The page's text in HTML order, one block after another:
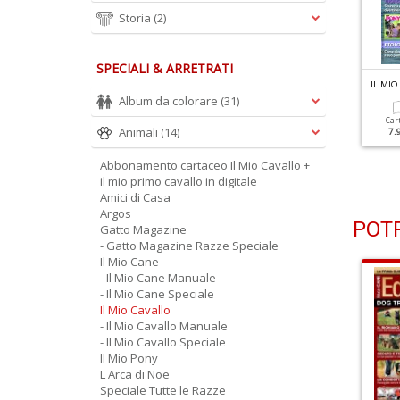
Arabo
Digitale
2.90 €
Conosci Il Tuo Cavallo?
Fai Il Test
5.90 € 2.90 €
IL MIO
Storia (2)
SPECIALI & ARRETRATI
Album da colorare (31)
Animali (14)
Abbonamento cartaceo Il Mio Cavallo +
il mio primo cavallo in digitale
Amici di Casa
Argos
Gatto Magazine
- Gatto Magazine Razze Speciale
Il Mio Cane
- Il Mio Cane Manuale
- Il Mio Cane Speciale
Il Mio Cavallo
- Il Mio Cavallo Manuale
- Il Mio Cavallo Speciale
Il Mio Pony
L Arca di Noe
Speciale Tutte le Razze